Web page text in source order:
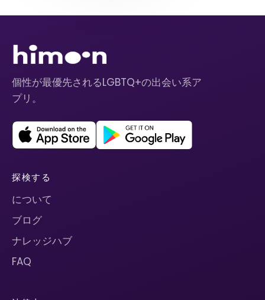
個性が最優先されるLGBTQ+の出会い系ア
プリ。
探検する
について
ブログ
ナレッジハブ
FAQ